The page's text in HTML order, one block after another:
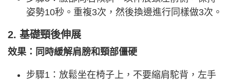
姿勢10秒。重複3次，然後換邊進行同樣做3次。
2. 基礎頸後伸展
效果：同時緩解肩膀和頸部僵硬
步驟1：放鬆坐在椅子上，不要縮肩駝背，左手